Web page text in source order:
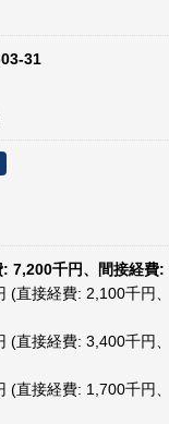
31
7,200千円、間接経費:
(直接経費: 2,100千円
(直接経費: 3,400千円
(直接経費: 1,700千円